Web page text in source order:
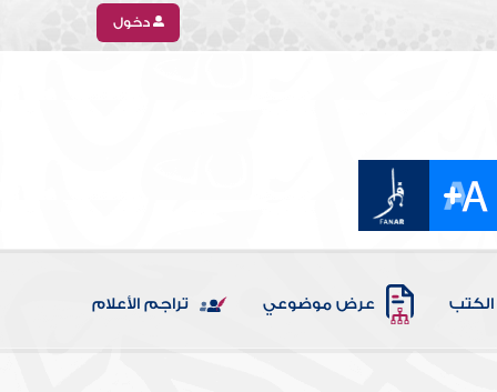
دخول
الكتب عرض موضوعي تراجم الأعلام